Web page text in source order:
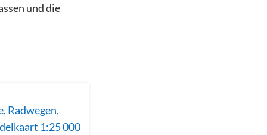
und die
Radwegen,
1:25 000